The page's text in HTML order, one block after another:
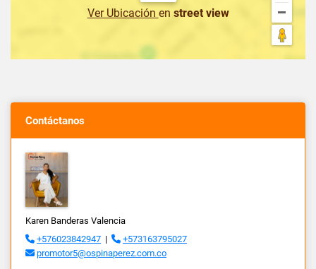
Ver Ubicación en street view
Contáctanos
Karen Banderas Valencia
+576023842947 |
+573163795027
promotor5@ospinaperez.com.co